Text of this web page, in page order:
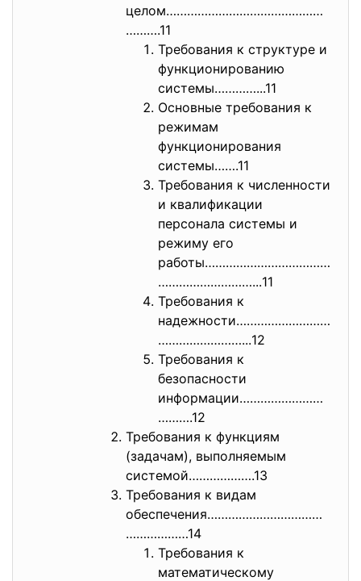
целом………………………………………
……….11
Требования к структуре и
функционированию
системы…………...11
Основные требования к
режимам
функционирования
системы…….11
Требования к численности
и квалификации
персонала системы и
режиму его
работы………………………………
………………………...11
Требования к
надежности………………………
……………………...12
Требования к
безопасности
информации……………………
……….12
Требования к функциям
(задачам), выполняемым
системой……………….13
Требования к видам
обеспечения……………………………
………………14
Требования к
математическому